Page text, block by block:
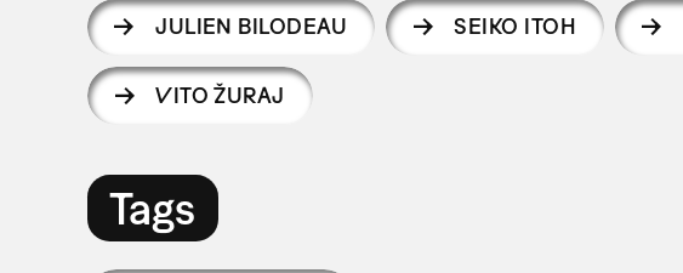
JULIEN BILODEAU SEIKO ITOH
VITO ŽURAJ
Tags